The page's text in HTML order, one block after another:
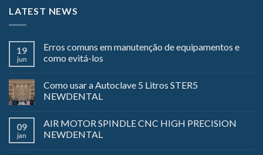
LATEST NEWS
19
jun
Erros comuns em manutenção de equipamentos e
como evitá-los
Como usar a Autoclave 5 Litros STER5
NEWDENTAL
09
jan
AIR MOTOR SPINDLE CNC HIGH PRECISION
NEWDENTAL